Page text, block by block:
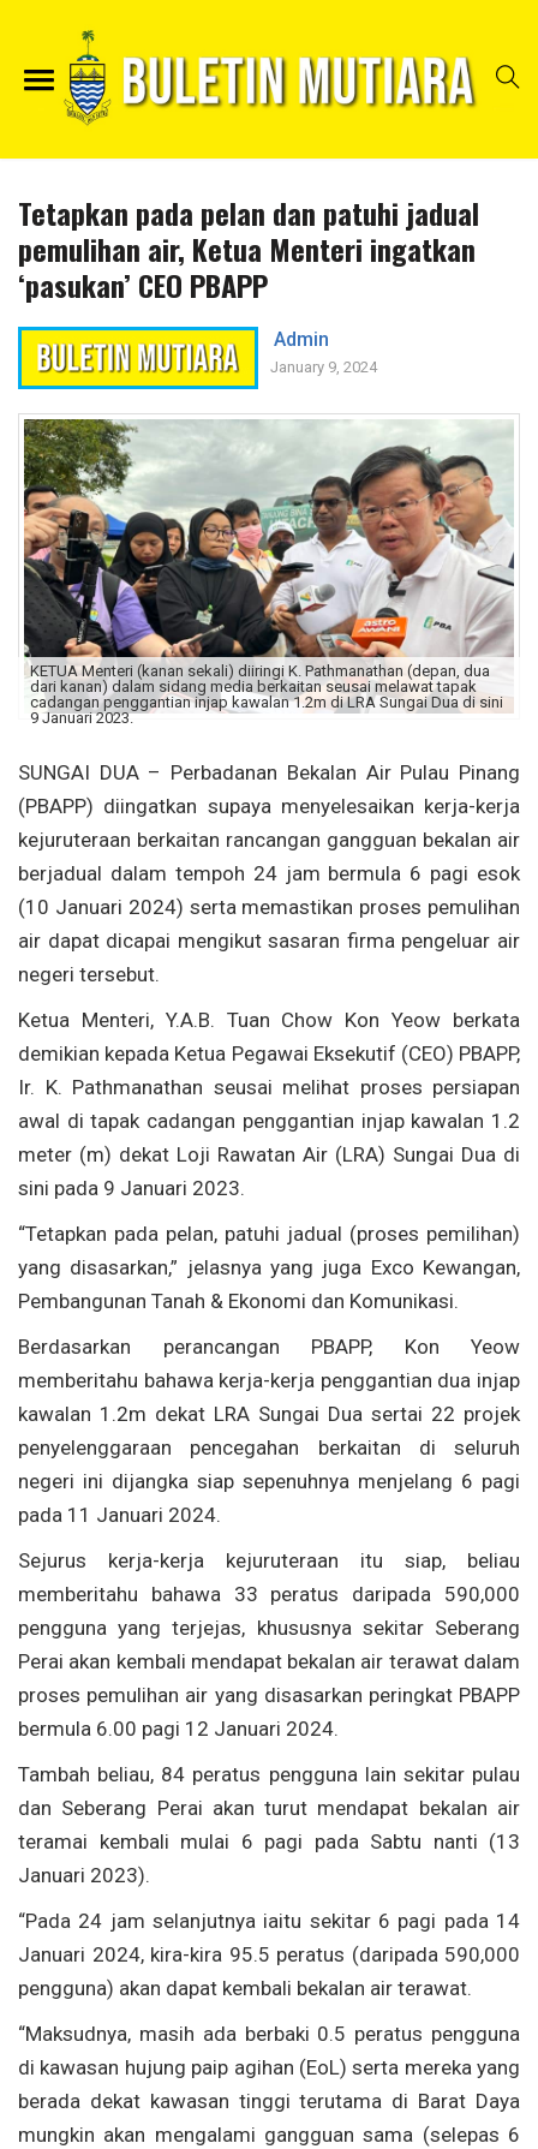
Tetapkan pada pelan dan patuhi jadual
pemulihan air, Ketua Menteri ingatkan
‘pasukan’ CEO PBAPP
Admin
January 9, 2024
KETUA Menteri (kanan sekali) diiringi K. Pathmanathan (depan, dua
dari kanan) dalam sidang media berkaitan seusai melawat tapak
cadangan penggantian injap kawalan 1.2m di LRA Sungai Dua di sini
9 Januari 2023.
SUNGAI DUA – Perbadanan Bekalan Air Pulau Pinang
(PBAPP) diingatkan supaya menyelesaikan kerja-kerja
kejuruteraan berkaitan rancangan gangguan bekalan air
berjadual dalam tempoh 24 jam bermula 6 pagi esok
(10 Januari 2024) serta memastikan proses pemulihan
air dapat dicapai mengikut sasaran firma pengeluar air
negeri tersebut.
Ketua Menteri, Y.A.B. Tuan Chow Kon Yeow berkata
demikian kepada Ketua Pegawai Eksekutif (CEO) PBAPP,
Ir. K. Pathmanathan seusai melihat proses persiapan
awal di tapak cadangan penggantian injap kawalan 1.2
meter (m) dekat Loji Rawatan Air (LRA) Sungai Dua di
sini pada 9 Januari 2023.
“Tetapkan pada pelan, patuhi jadual (proses pemilihan)
yang disasarkan,” jelasnya yang juga Exco Kewangan,
Pembangunan Tanah & Ekonomi dan Komunikasi.
Berdasarkan perancangan PBAPP, Kon Yeow
memberitahu bahawa kerja-kerja penggantian dua injap
kawalan 1.2m dekat LRA Sungai Dua sertai 22 projek
penyelenggaraan pencegahan berkaitan di seluruh
negeri ini dijangka siap sepenuhnya menjelang 6 pagi
pada 11 Januari 2024.
Sejurus kerja-kerja kejuruteraan itu siap, beliau
memberitahu bahawa 33 peratus daripada 590,000
pengguna yang terjejas, khususnya sekitar Seberang
Perai akan kembali mendapat bekalan air terawat dalam
proses pemulihan air yang disasarkan peringkat PBAPP
bermula 6.00 pagi 12 Januari 2024.
Tambah beliau, 84 peratus pengguna lain sekitar pulau
dan Seberang Perai akan turut mendapat bekalan air
teramai kembali mulai 6 pagi pada Sabtu nanti (13
Januari 2023).
“Pada 24 jam selanjutnya iaitu sekitar 6 pagi pada 14
Januari 2024, kira-kira 95.5 peratus (daripada 590,000
pengguna) akan dapat kembali bekalan air terawat.
“Maksudnya, masih ada berbaki 0.5 peratus pengguna
di kawasan hujung paip agihan (EoL) serta mereka yang
berada dekat kawasan tinggi terutama di Barat Daya
mungkin akan mengalami gangguan sama (selepas 6